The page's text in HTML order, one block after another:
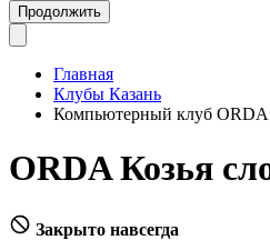
Продолжить
Главная
Клубы Казань
Компьютерный клуб ORDA
ORDA Козья
Закрыто навсегда